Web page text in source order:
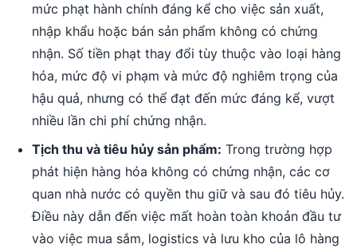
mức phạt hành chính đáng kể cho việc sản xuất,
nhập khẩu hoặc bán sản phẩm không có chứng
nhận. Số tiền phạt thay đổi tùy thuộc vào loại hàng
hóa, mức độ vi phạm và mức độ nghiêm trọng của
hậu quả, nhưng có thể đạt đến mức đáng kể, vượt
nhiều lần chi phí chứng nhận.
Tịch thu và tiêu hủy sản phẩm: Trong trường hợp
phát hiện hàng hóa không có chứng nhận, các cơ
quan nhà nước có quyền thu giữ và sau đó tiêu hủy.
Điều này dẫn đến việc mất hoàn toàn khoản đầu tư
vào việc mua sắm, logistics và lưu kho của lô hàng